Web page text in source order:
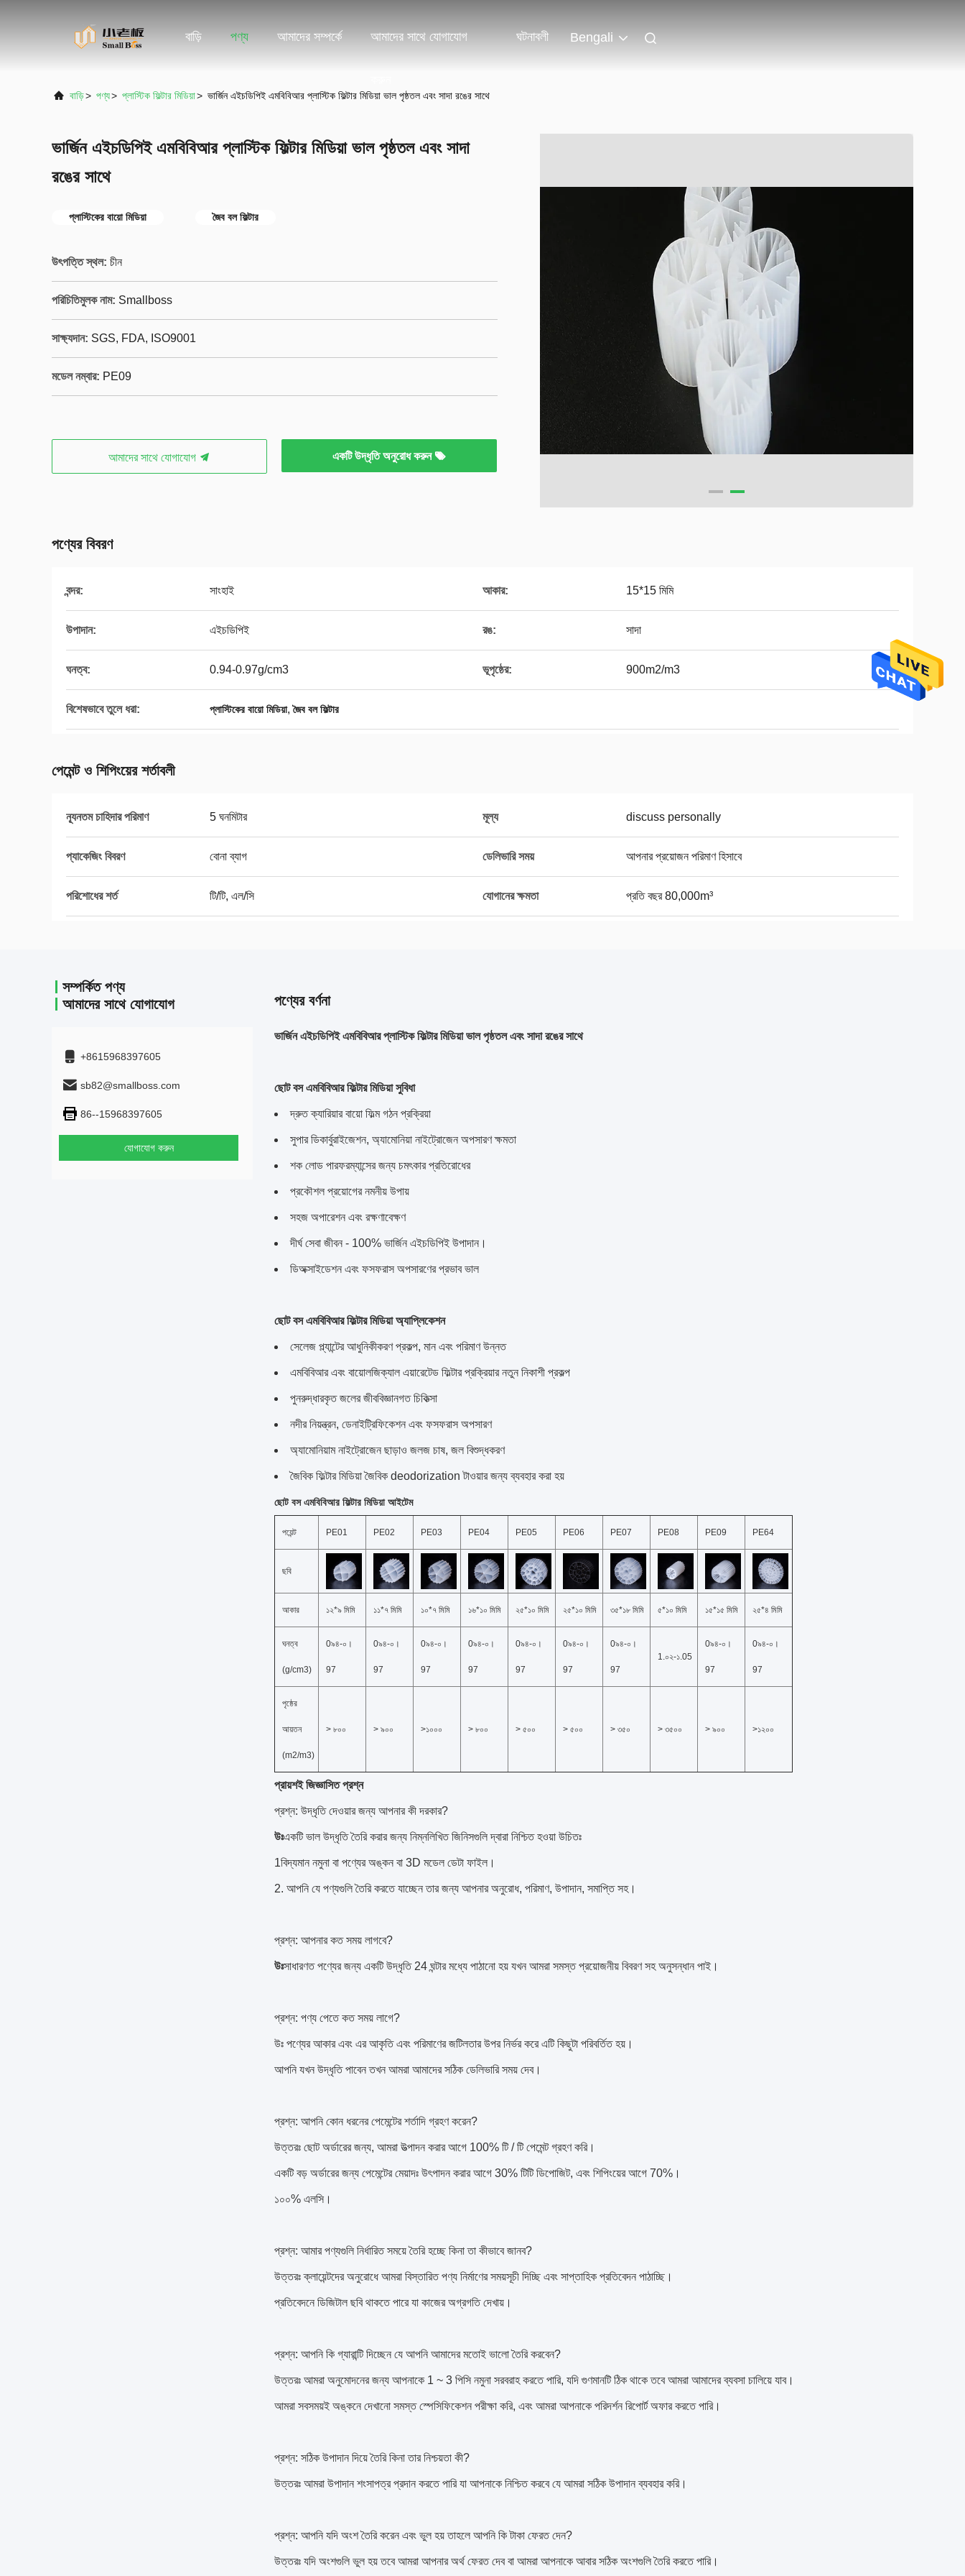
বাড়ি পণ্য আমাদের সম্পর্কে আমাদের সাথে যোগাযোগ ঘটনাবলী Bengali
বাড়ি> পণ্য> প্লাস্টিক ফিল্টার মিডিয়া> ভার্জিন এইচডিপিই এমবিবিআর প্লাস্টিক ফিল্টার মিডিয়া ভাল পৃষ্ঠতল এবং সাদা রঙের সাথে
ভার্জিন এইচডিপিই এমবিবিআর প্লাস্টিক ফিল্টার মিডিয়া ভাল পৃষ্ঠতল এবং সাদা
রঙের সাথে
প্লাস্টিকের বায়ো মিডিয়া জৈব বল ফিল্টার
উৎপত্তি স্থল: চীন
পরিচিতিমুলক নাম: Smallboss
সাক্ষ্যদান: SGS, FDA, ISO9001
মডেল নম্বার: PE09
আমাদের সাথে যোগাযোগ একটি উদ্ধৃতি অনুরোধ করুন
পণ্যের বিবরণ
বন্দর: সাংহাই আকার: 15*15 মিমি
উপাদান: এইচডিপিই রঙ: সাদা
ঘনত্ব: 0.94-0.97g/cm3 ভূপৃষ্ঠের: 900m2/m3
বিশেষভাবে তুলে ধরা: প্লাস্টিকের বায়ো মিডিয়া,জৈব বল ফিল্টার
পেমেন্ট ও শিপিংয়ের শর্তাবলী
ন্যূনতম চাহিদার পরিমাণ 5 ঘনমিটার মূল্য discuss personally
প্যাকেজিং বিবরণ বোনা ব্যাগ ডেলিভারি সময় আপনার প্রয়োজন পরিমাণ হিসাবে
পরিশোধের শর্ত টি/টি, এল/সি যোগানের ক্ষমতা প্রতি বছর 80,000m³
সম্পর্কিত পণ্য
আমাদের সাথে যোগাযোগ
+8615968397605
sb82@smallboss.com
86--15968397605
যোগাযোগ করুন
পণ্যের বর্ণনা
ভার্জিন এইচডিপিই এমবিবিআর প্লাস্টিক ফিল্টার মিডিয়া ভাল পৃষ্ঠতল এবং সাদা রঙের সাথে
ছোট বস এমবিবিআর ফিল্টার মিডিয়া সুবিধা
দ্রুত ক্যারিয়ার বায়ো ফিল্ম গঠন প্রক্রিয়া
সুপার ডিকার্বুরাইজেশন, অ্যামোনিয়া নাইট্রোজেন অপসারণ ক্ষমতা
শক লোড পারফরম্যান্সের জন্য চমৎকার প্রতিরোধের
প্রকৌশল প্রয়োগের নমনীয় উপায়
সহজ অপারেশন এবং রক্ষণাবেক্ষণ
দীর্ঘ সেবা জীবন - 100% ভার্জিন এইচডিপিই উপাদান।
ডিঅক্সাইডেশন এবং ফসফরাস অপসারণের প্রভাব ভাল
ছোট বস এমবিবিআর ফিল্টার মিডিয়া অ্যাপ্লিকেশন
সেলেজ প্ল্যান্টের আধুনিকীকরণ প্রকল্প, মান এবং পরিমাণ উন্নত
এমবিবিআর এবং বায়োলজিক্যাল এয়ারেটেড ফিল্টার প্রক্রিয়ার নতুন নিকাশী প্রকল্প
পুনরুদ্ধারকৃত জলের জীববিজ্ঞানগত চিকিত্সা
নদীর নিয়ন্ত্রন, ডেনাইট্রিফিকেশন এবং ফসফরাস অপসারণ
অ্যামোনিয়াম নাইট্রোজেন ছাড়াও জলজ চাষ, জল বিশুদ্ধকরণ
জৈবিক ফিল্টার মিডিয়া জৈবিক deodorization টাওয়ার জন্য ব্যবহার করা হয়
ছোট বস এমবিবিআর ফিল্টার মিডিয়া আইটেম
পয়েন্ট PE01 PE02 PE03 PE04 PE05 PE06 PE07 PE08 PE09 PE64
ছবি
আকার ১২*৯ মিমি ১১*৭ মিমি ১০*৭ মিমি ১৬*১০ মিমি ২৫*১০ মিমি ২৫*১০ মিমি ৩৫*১৮ মিমি ৫*১০ মিমি ১৫*১৫ মিমি ২৫*৪ মিমি
ঘনত্ব
(g/cm3)
0৯৪-০।
97
0৯৪-০।
97
0৯৪-০।
97
0৯৪-০।
97
0৯৪-০।
97
0৯৪-০।
97
0৯৪-০।
97
1.০২-১.05
0৯৪-০।
97
0৯৪-০।
97
পৃষ্ঠের
আয়তন
(m2/m3)
> ৮০০ > ৯০০ >১০০০ > ৮০০ > ৫০০ > ৫০০ > ৩৫০ > ৩৫০০ > ৯০০ >১২০০
প্রায়শই জিজ্ঞাসিত প্রশ্ন
প্রশ্ন: উদ্ধৃতি দেওয়ার জন্য আপনার কী দরকার?
উঃএকটি ভাল উদ্ধৃতি তৈরি করার জন্য নিম্নলিখিত জিনিসগুলি দ্বারা নিশ্চিত হওয়া উচিতঃ
1বিদ্যমান নমুনা বা পণ্যের অঙ্কন বা 3D মডেল ডেটা ফাইল।
2. আপনি যে পণ্যগুলি তৈরি করতে যাচ্ছেন তার জন্য আপনার অনুরোধ, পরিমাণ, উপাদান, সমাপ্তি সহ।
প্রশ্ন: আপনার কত সময় লাগবে?
উঃসাধারণত পণ্যের জন্য একটি উদ্ধৃতি 24 ঘন্টার মধ্যে পাঠানো হয় যখন আমরা সমস্ত প্রয়োজনীয় বিবরণ সহ অনুসন্ধান পাই।
প্রশ্ন: পণ্য পেতে কত সময় লাগে?
উঃ পণ্যের আকার এবং এর আকৃতি এবং পরিমাণের জটিলতার উপর নির্ভর করে এটি কিছুটা পরিবর্তিত হয়।
আপনি যখন উদ্ধৃতি পাবেন তখন আমরা আমাদের সঠিক ডেলিভারি সময় দেব।
প্রশ্ন: আপনি কোন ধরনের পেমেন্টের শর্তাদি গ্রহণ করেন?
উত্তরঃ ছোট অর্ডারের জন্য, আমরা উত্পাদন করার আগে 100% টি / টি পেমেন্ট গ্রহণ করি।
একটি বড় অর্ডারের জন্য পেমেন্টের মেয়াদঃ উৎপাদন করার আগে 30% টিটি ডিপোজিট, এবং শিপিংয়ের আগে 70%।
১০০% এলসি।
প্রশ্ন: আমার পণ্যগুলি নির্ধারিত সময়ে তৈরি হচ্ছে কিনা তা কীভাবে জানব?
উত্তরঃ ক্লায়েন্টদের অনুরোধে আমরা বিস্তারিত পণ্য নির্মাণের সময়সূচী দিচ্ছি এবং সাপ্তাহিক প্রতিবেদন পাঠাচ্ছি।
প্রতিবেদনে ডিজিটাল ছবি থাকতে পারে যা কাজের অগ্রগতি দেখায়।
প্রশ্ন: আপনি কি গ্যারান্টি দিচ্ছেন যে আপনি আমাদের মতোই ভালো তৈরি করবেন?
উত্তরঃ আমরা অনুমোদনের জন্য আপনাকে 1 ~ 3 পিসি নমুনা সরবরাহ করতে পারি, যদি গুণমানটি ঠিক থাকে তবে আমরা আমাদের ব্যবসা চালিয়ে যাব।
আমরা সবসময়ই অঙ্কনে দেখানো সমস্ত স্পেসিফিকেশন পরীক্ষা করি, এবং আমরা আপনাকে পরিদর্শন রিপোর্ট অফার করতে পারি।
প্রশ্ন: সঠিক উপাদান দিয়ে তৈরি কিনা তার নিশ্চয়তা কী?
উত্তরঃ আমরা উপাদান শংসাপত্র প্রদান করতে পারি যা আপনাকে নিশ্চিত করবে যে আমরা সঠিক উপাদান ব্যবহার করি।
প্রশ্ন: আপনি যদি অংশ তৈরি করেন এবং ভুল হয় তাহলে আপনি কি টাকা ফেরত দেন?
উত্তরঃ যদি অংশগুলি ভুল হয় তবে আমরা আপনার অর্থ ফেরত দেব বা আমরা আপনাকে আবার সঠিক অংশগুলি তৈরি করতে পারি।